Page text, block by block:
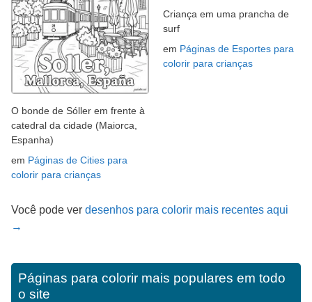
O bonde de Sóller em frente à
catedral da cidade (Maiorca,
Espanha)
em Páginas de Cities para
colorir para crianças
Criança em uma prancha de
surf
em Páginas de Esportes para
colorir para crianças
Você pode ver desenhos para colorir mais recentes aqui
→
Páginas para colorir mais populares em todo
o site